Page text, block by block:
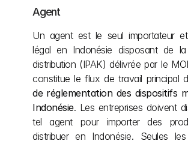
Agent
Un agent est le seul importateur et
légal en Indonésie disposant de
distribution (IPAK) délivrée par le
constitue le flux de travail principal
de réglementation des dispositifs
Indonésie. Les entreprises doivent
tel agent pour importer des
distribuer en Indonésie. Seules les